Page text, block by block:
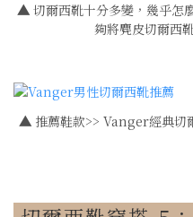
▲ 切爾西靴十分多變，幾乎怎
夠將麂皮切爾西
▲ 推薦鞋款>> Vanger經典切